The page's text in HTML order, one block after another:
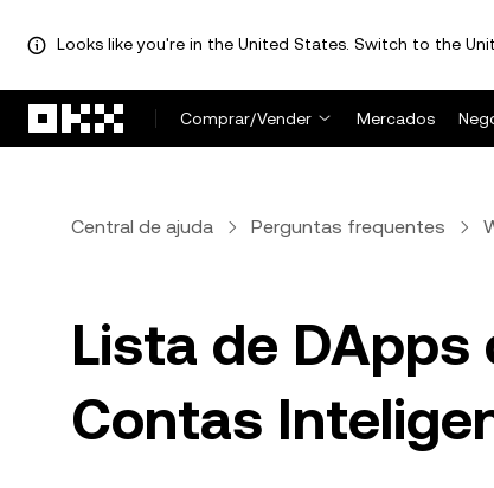
Looks like you're in the United States. Switch to the
Comprar/Vender
Mercados
Central de ajuda Perguntas frequentes
Lista de
Contas